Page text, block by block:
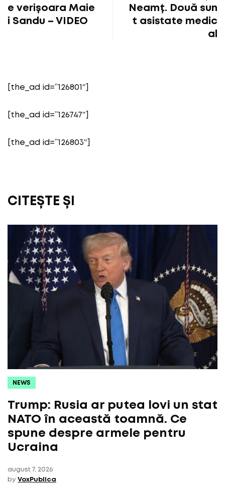
e verișoara Maie
i Sandu – VIDEO
Neamț. Două sun
t asistate medic
al
[the_ad id=”126801″]
[the_ad id=”126747″]
[the_ad id=”126803″]
CITEȘTE ȘI
NEWS
Trump: Rusia ar putea lovi un stat
NATO în această toamnă. Ce
spune despre armele pentru
Ucraina
august 7, 2026
by VoxPublica